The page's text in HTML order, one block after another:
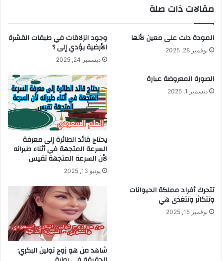
مقالات ذات صلة
المودة دلت على معين لأنها
نوفمبر 28, 2025
وجود انزلاقات في طبقات القشرة
الأرضية يؤدي إلى ؟
ديسمبر 24, 2025
الصورة المعروضة عبارة
ديسمبر 1, 2025
يحتاج قائد الطائرة إلى معرفة
السرعة المتجهة في أثناء طيرانه
لأن السرعة المتجهة تقيس
يونيو 13, 2025
تتحرك أفراد مملكة الحيوانات
وتتكاثر وتتغذى هي
نوفمبر 15, 2025
شاهد من هو زوج تولين البكري: